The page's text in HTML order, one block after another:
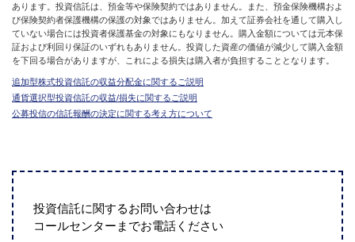
あります。投資信託は、預金等や保険契約ではありません。また、預金保険機構およ
び保険契約者保護機構の保護の対象ではありません。加えて証券会社を通して購入し
ていない場合には投資者保護基金の対象にもなりません。購入金額については元本保
証および利回り保証のいずれもありません。投資した資産の価値が減少して購入金額
を下回る場合がありますが、これによる損失は購入者が負担することとなります。
追加型株式投資信託の収益分配金に関するご説明
通貨選択型投資信託の収益/損失に関するご説明
公募投信の信託報酬の決定に関する考え方について
投資信託に関するお問い合わせは
コールセンターまでお電話ください